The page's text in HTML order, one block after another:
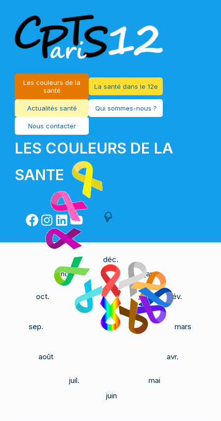
Les couleurs de la
santé
La santé dans le 12e
Actualités santé Qui sommes-nous ?
Nous contacter
LES COULEURS DE LA
SANTE
déc.
jan.
fév.
mars
avr.
mai
juin
juil.
août
sep.
oct.
nov.